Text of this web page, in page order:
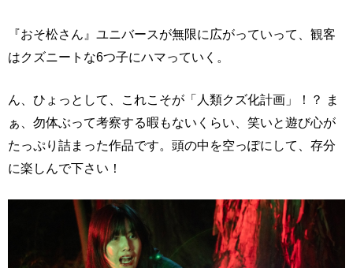
『おそ松さん』ユニバースが無限に広がっていって、観客
はクズニートな6つ子にハマっていく。
ん、ひょっとして、これこそが「人類クズ化計画」！？ ま
ぁ、勿体ぶって考察する暇もないくらい、笑いと遊び心が
たっぷり詰まった作品です。頭の中を空っぽにして、存分
に楽しんで下さい！